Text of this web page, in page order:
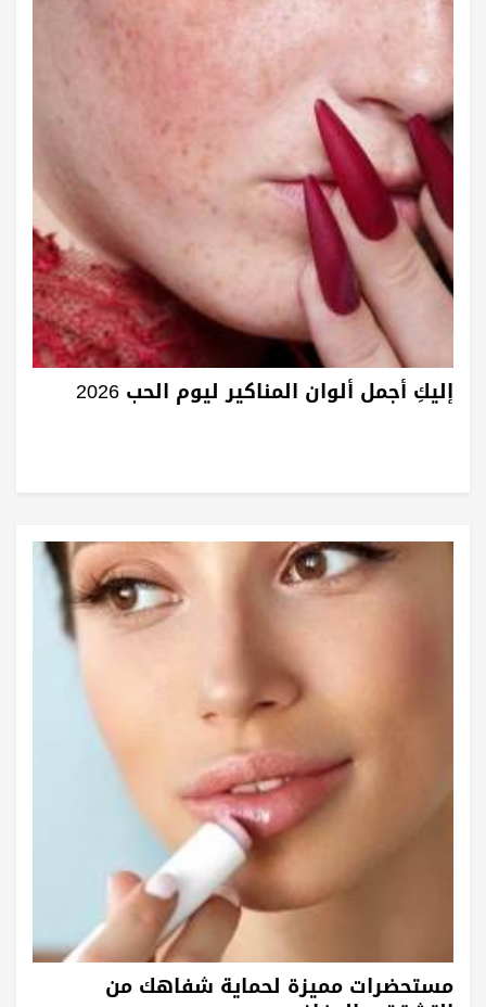
إليكِ أجمل ألوان المناكير ليوم الحب 2026
مستحضرات مميزة لحماية شفاهك من